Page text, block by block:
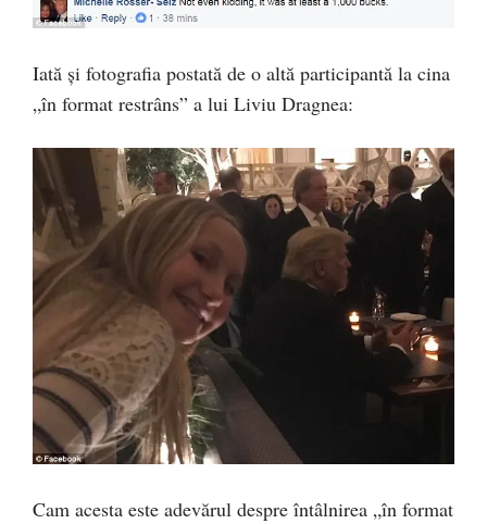
Iată și fotografia postată de o altă participantă la cina
„în format restrâns” a lui Liviu Dragnea:
Cam acesta este adevărul despre întâlnirea „în format